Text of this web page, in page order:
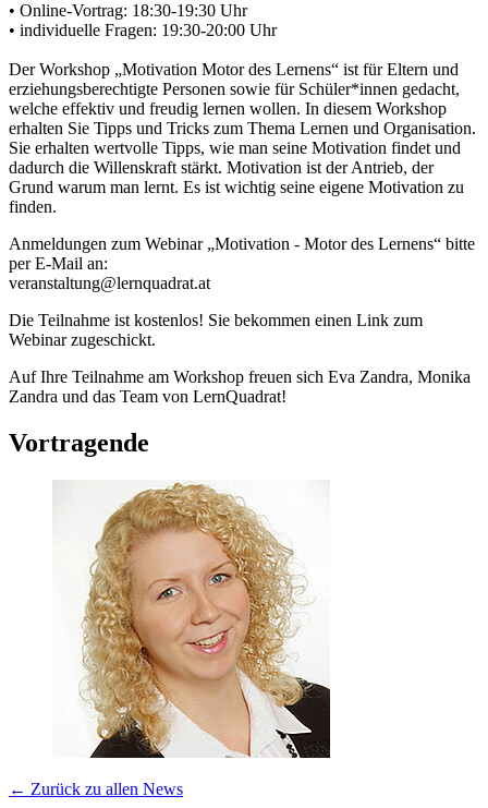
• Online-Vortrag: 18:30-19:30 Uhr
• individuelle Fragen: 19:30-20:00 Uhr
Der Workshop „Motivation Motor des Lernens“ ist für Eltern und
erziehungsberechtigte Personen sowie für Schüler*innen gedacht,
welche effektiv und freudig lernen wollen. In diesem Workshop
erhalten Sie Tipps und Tricks zum Thema Lernen und Organisation.
Sie erhalten wertvolle Tipps, wie man seine Motivation findet und
dadurch die Willenskraft stärkt. Motivation ist der Antrieb, der
Grund warum man lernt. Es ist wichtig seine eigene Motivation zu
finden.
Anmeldungen zum Webinar „Motivation - Motor des Lernens“ bitte
per E-Mail an:
veranstaltung@lernquadrat.at
Die Teilnahme ist kostenlos! Sie bekommen einen Link zum
Webinar zugeschickt.
Auf Ihre Teilnahme am Workshop freuen sich Eva Zandra, Monika
Zandra und das Team von LernQuadrat!
Vortragende
← Zurück zu allen News